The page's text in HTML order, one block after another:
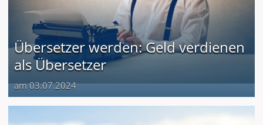
Übersetzer werden: Geld verdienen
als Übersetzer
am 03.07.2024